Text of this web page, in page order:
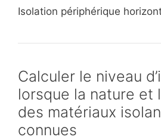
Isolation périphérique
Calculer le niveau
lorsque la nature et
des matériaux
connues